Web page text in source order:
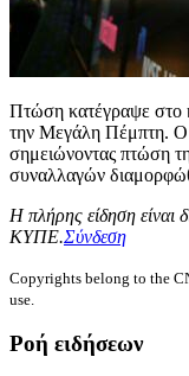
Πτώση κατέγραψε στο
την Μεγάλη Πέμπτη. Ο
σημειώνοντας πτώση
συναλλαγών
Η πλήρης είδηση είναι
ΚΥΠΕ.Σύνδεση
Copyrights belong to the
use.
Ροή ειδήσεων